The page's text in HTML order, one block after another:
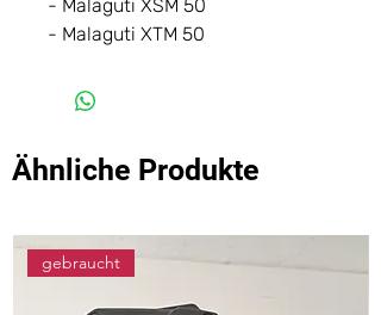
- Malaguti XSM 50
- Malaguti XTM 50
Ähnliche Produkte
gebraucht